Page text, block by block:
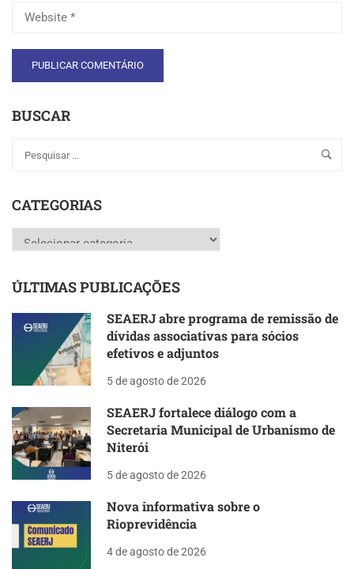
BUSCAR
CATEGORIAS
Categorias
ÚLTIMAS PUBLICAÇÕES
SEAERJ abre programa de remissão de
dívidas associativas para sócios
efetivos e adjuntos
5 de agosto de 2026
SEAERJ fortalece diálogo com a
Secretaria Municipal de Urbanismo de
Niterói
5 de agosto de 2026
Nova informativa sobre o
Rioprevidência
4 de agosto de 2026